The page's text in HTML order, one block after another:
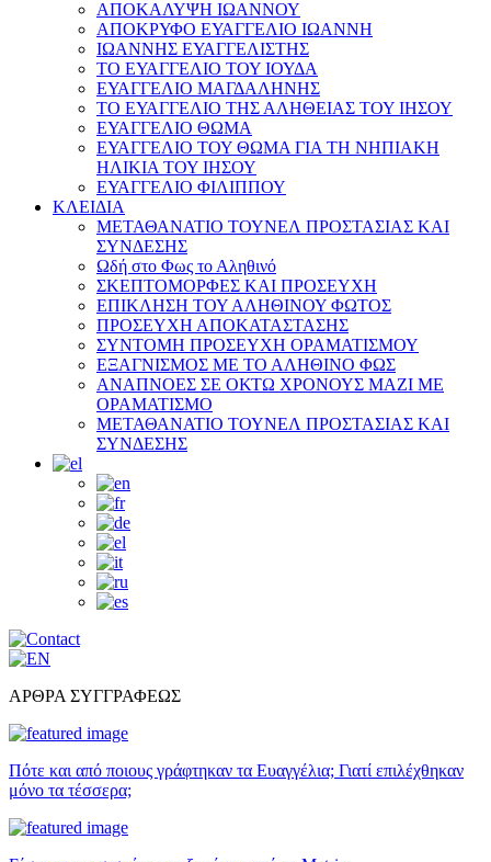
ΑΠΟΚΑΛΥΨΗ ΙΩΑΝΝΟΥ
ΑΠΟΚΡΥΦΟ ΕΥΑΓΓΕΛΙΟ ΙΩΑΝΝΗ
ΙΩΑΝΝΗΣ ΕΥΑΓΓΕΛΙΣΤΗΣ
ΤΟ ΕΥΑΓΓΕΛΙΟ ΤΟΥ ΙΟΥΔΑ
ΕΥΑΓΓΕΛΙΟ ΜΑΓΔΑΛΗΝΗΣ
ΤΟ ΕΥΑΓΓΕΛΙΟ ΤΗΣ ΑΛΗΘΕΙΑΣ ΤΟΥ ΙΗΣΟΥ
ΕΥΑΓΓΕΛΙΟ ΘΩΜΑ
ΕΥΑΓΓΕΛΙΟ ΤΟΥ ΘΩΜΑ ΓΙΑ ΤΗ ΝΗΠΙΑΚΗ
ΗΛΙΚΙΑ ΤΟΥ ΙΗΣΟΥ
ΕΥΑΓΓΕΛΙΟ ΦΙΛΙΠΠΟΥ
ΚΛΕΙΔΙΑ
ΜΕΤΑΘΑΝΑΤΙΟ ΤΟΥΝΕΛ ΠΡΟΣΤΑΣΙΑΣ ΚΑΙ
ΣΥΝΔΕΣΗΣ
Ωδή στο Φως το Αληθινό
ΣΚΕΠΤΟΜΟΡΦΕΣ ΚΑΙ ΠΡΟΣΕΥΧΗ
ΕΠΙΚΛΗΣΗ ΤΟΥ ΑΛΗΘΙΝΟΥ ΦΩΤΟΣ
ΠΡΟΣΕΥΧΗ ΑΠΟΚΑΤΑΣΤΑΣΗΣ
ΣΥΝΤΟΜΗ ΠΡΟΣΕΥΧΗ ΟΡΑΜΑΤΙΣΜΟΥ
ΕΞΑΓΝΙΣΜΟΣ ΜΕ ΤΟ ΑΛΗΘΙΝΟ ΦΩΣ
ΑΝΑΠΝΟΕΣ ΣΕ ΟΚΤΩ ΧΡΟΝΟΥΣ ΜΑΖΙ ΜΕ
ΟΡΑΜΑΤΙΣΜΟ
ΜΕΤΑΘΑΝΑΤΙΟ ΤΟΥΝΕΛ ΠΡΟΣΤΑΣΙΑΣ ΚΑΙ
ΣΥΝΔΕΣΗΣ
ΑΡΘΡΑ ΣΥΓΓΡΑΦΕΩΣ
Πότε και από ποιους γράφτηκαν τα Ευαγγέλια; Γιατί επιλέχθηκαν
μόνο τα τέσσερα;